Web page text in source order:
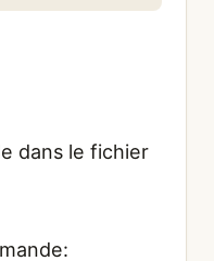
dans le fichier